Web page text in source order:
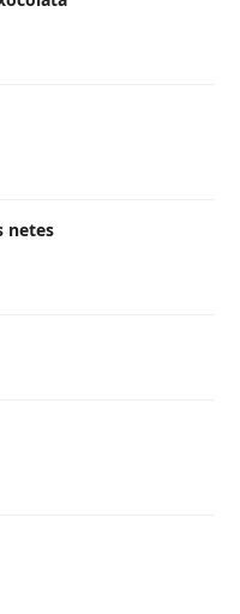
netes